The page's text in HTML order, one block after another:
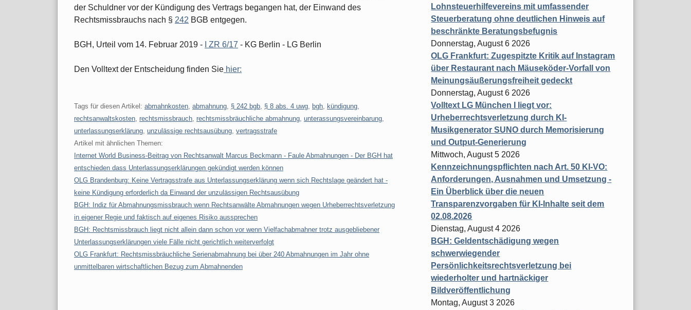
der Schuldner vor der Kündigung des Vertrags begangen hat, der Einwand des
Rechtsmissbrauchs nach § 242 BGB entgegen.
BGH, Urteil vom 14. Februar 2019 - I ZR 6/17 - KG Berlin - LG Berlin
Den Volltext der Entscheidung finden Sie hier:
Tags für diesen Artikel: abmahnkosten abmahnung § 242 bgb § 8 abs. 4 uwg bgh kündigung
rechtsanwaltskosten rechtsmissbrauch rechtsmissbräuchliche abmahnung unterassungsvereinbarung
unterlassungserklärung unzulässige rechtsausübung vertragsstrafe
Artikel mit ähnlichen Themen:
Internet World Business-Beitrag von Rechtsanwalt Marcus Beckmann - Faule Abmahnungen - Der BGH hat
entschieden dass Unterlassungserklärungen gekündigt werden können
OLG Brandenburg: Keine Vertragsstrafe aus Unterlassungserklärung wenn sich Rechtslage geändert hat -
keine Kündigung erforderlich da Einwand der unzulässigen Rechtsausübung
BGH: Indiz für Abmahnungsmissbrauch wenn Rechtsanwälte Abmahnungen wegen Urheberrechtsverletzung
in eigener Regie und faktisch auf eigenes Risiko aussprechen
BGH: Rechtsmissbrauch liegt nicht allein dann schon vor wenn Vielfachabmahner trotz ausgebliebener
Unterlassungserklärungen viele Fälle nicht gerichtlich weiterverfolgt
OLG Frankfurt: Rechtsmissbräuchliche Serienabmahnung bei über 240 Abmahnungen im Jahr ohne
unmittelbaren wirtschaftlichen Bezug zum Abmahnenden
Lohnsteuerhilfevereins mit umfassender
Steuerberatung ohne deutlichen Hinweis auf
beschränkte Beratungsbefugnis
Donnerstag, August 6 2026
OLG Frankfurt: Zugespitzte Kritik auf Instagram
über Restaurant nach Mäuseköder-Vorfall von
Meinungsäußerungsfreiheit gedeckt
Donnerstag, August 6 2026
Volltext LG München I liegt vor:
Urheberrechtsverletzung durch KI-
Musikgenerator SUNO durch Memorisierung
und Output-Generierung
Mittwoch, August 5 2026
Kennzeichnungspflichten nach Art. 50 KI-VO:
Anforderungen, Ausnahmen und Umsetzung -
Ein Überblick über die neuen
Transparenzvorgaben für KI-Inhalte seit dem
02.08.2026
Dienstag, August 4 2026
BGH: Geldentschädigung wegen
schwerwiegender
Persönlichkeitsrechtsverletzung bei
wiederholter und hartnäckiger
Bildveröffentlichung
Montag, August 3 2026